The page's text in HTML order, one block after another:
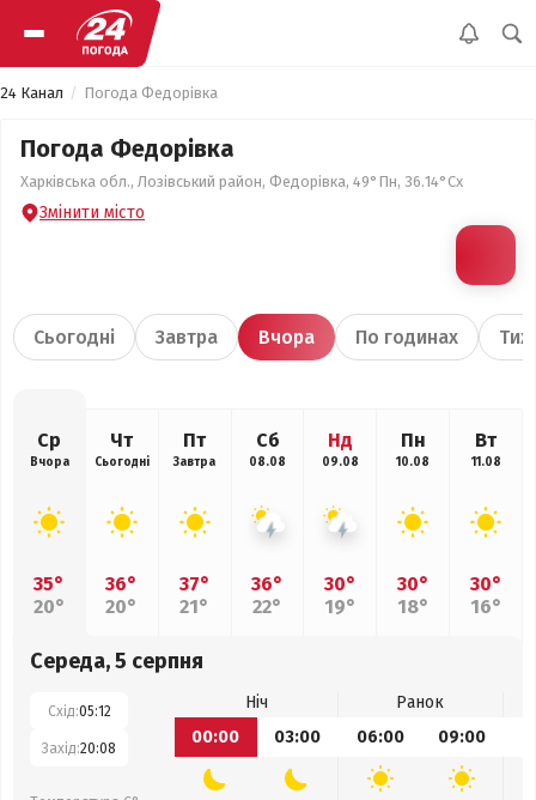
24 Канал Погода Федорівка
Погода Федорівка
Харківська обл., Лозівський район, Федорівка, 49°Пн, 36.14°Сх
Змінити місто
Сьогодні Завтра Вчора По годинах
Ср
Вчора
35°
20°
Чт
Сьогодні
36°
20°
Пт
Завтра
37°
21°
Сб
08.08
36°
22°
Нд
09.08
30°
19°
Пн
10.08
30°
18°
Вт
11.08
30°
16°
Середа, 5 серпня
Схід:05:12
Захід:20:08
Ніч
Ранок
00:00
03:00 06:00 09:00